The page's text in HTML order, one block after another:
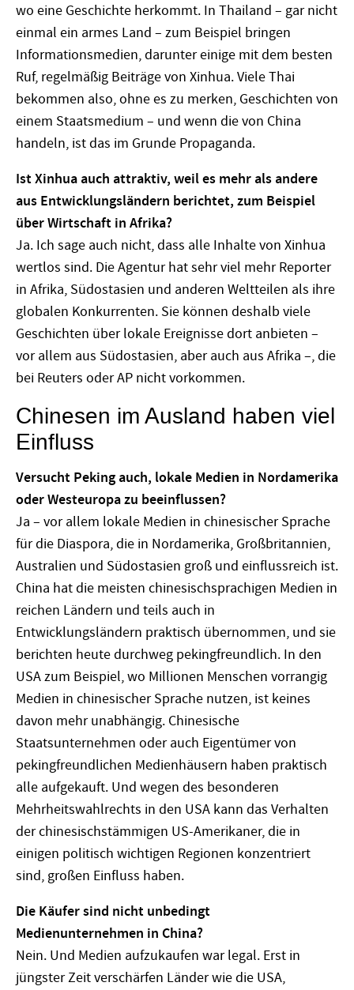
wo eine Geschichte herkommt. In Thailand – gar nicht
einmal ein armes Land – zum Beispiel bringen
Informationsmedien, darunter einige mit dem besten
Ruf, regelmäßig Beiträge von Xinhua. Viele Thai
bekommen also, ohne es zu merken, Geschichten von
einem Staatsmedium – und wenn die von China
handeln, ist das im Grunde Propaganda.
Ist Xinhua auch attraktiv, weil es mehr als andere
aus Entwicklungsländern berichtet, zum Beispiel
über Wirtschaft in Afrika?
Ja. Ich sage auch nicht, dass alle Inhalte von Xinhua
wertlos sind. Die Agentur hat sehr viel mehr Reporter
in Afrika, Südostasien und anderen Weltteilen als ihre
globalen Konkurrenten. Sie können deshalb viele
Geschichten über lokale Ereignisse dort anbieten –
vor allem aus Südostasien, aber auch aus Afrika –, die
bei Reuters oder AP nicht vorkommen.
Chinesen im Ausland haben viel
Einfluss
Versucht Peking auch, lokale Medien in Nordamerika
oder Westeuropa zu beeinflussen?
Ja – vor allem lokale Medien in chinesischer Sprache
für die Diaspora, die in Nordamerika, Großbritannien,
Australien und Südostasien groß und einflussreich ist.
China hat die meisten chinesischsprachigen Medien in
reichen Ländern und teils auch in
Entwicklungsländern praktisch übernommen, und sie
berichten heute durchweg pekingfreundlich. In den
USA zum Beispiel, wo Millionen Menschen vorrangig
Medien in chinesischer Sprache nutzen, ist keines
davon mehr unabhängig. Chinesische
Staatsunternehmen oder auch Eigentümer von
pekingfreundlichen Medienhäusern haben praktisch
alle aufgekauft. Und wegen des besonderen
Mehrheitswahlrechts in den USA kann das Verhalten
der chinesischstämmigen US-Amerikaner, die in
einigen politisch wichtigen Regionen konzentriert
sind, großen Einfluss haben.
Die Käufer sind nicht unbedingt
Medienunternehmen in China?
Nein. Und Medien aufzukaufen war legal. Erst in
jüngster Zeit verschärfen Länder wie die USA,